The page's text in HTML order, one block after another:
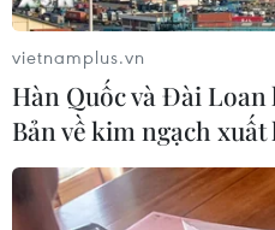
Theo dõi VietnamPlus
vietnamplus.vn
Hàn Quốc và Đài
Bản về kim ngạch xuất